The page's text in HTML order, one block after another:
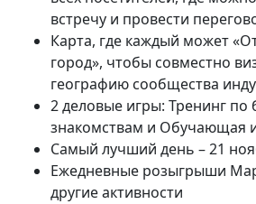
встречу и провести
Карта, где каждый может
город», чтобы совместно
географию сообщества
2 деловые игры: Тренинг по
знакомствам и Обучающая
Сaмый лучший день – 21
Ежедневные рoзыгрыши
другие активности